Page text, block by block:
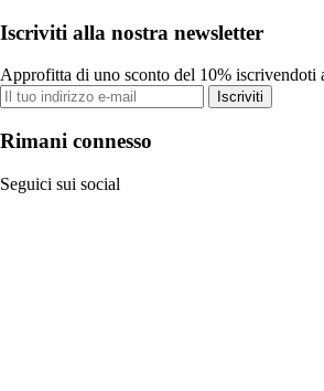
Iscriviti alla nostra newsletter
Approfitta di uno sconto del 10% iscrivendoti
Iscriviti
Rimani connesso
Seguici sui social